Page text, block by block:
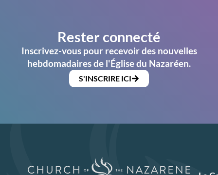
Rester connecté
Inscrivez-vous pour recevoir des nouvelles
hebdomadaires de l'Église du Nazaréen.
S'INSCRIRE ICI